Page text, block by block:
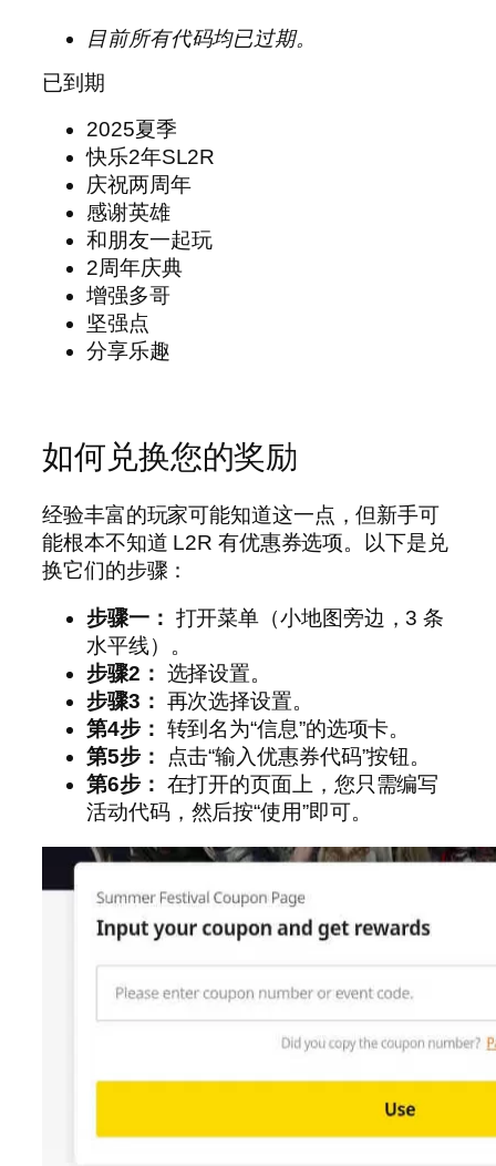
目前所有代码均已过期。
已到期
2025夏季
快乐2年SL2R
庆祝两周年
感谢英雄
和朋友一起玩
2周年庆典
增强多哥
坚强点
分享乐趣
如何兑换您的奖励
经验丰富的玩家可能知道这一点，但新手可
能根本不知道 L2R 有优惠券选项。以下是兑
换它们的步骤：
步骤一： 打开菜单（小地图旁边，3 条
水平线）。
步骤2： 选择设置。
步骤3： 再次选择设置。
第4步： 转到名为“信息”的选项卡。
第5步：
点击“输入优惠券代码”按钮。
第6步： 在打开的页面上，您只需编写
活动代码，然后按“使用”即可。